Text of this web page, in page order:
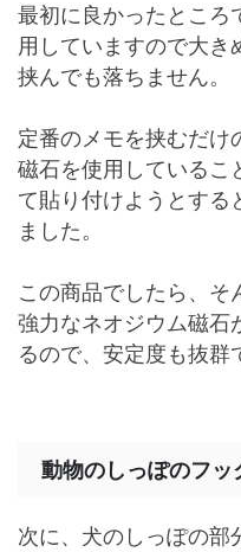
最初に良かったところ
用していますので大き
挟んでも落ちません。
定番のメモを挟むだけ
磁石を使用しているこ
て貼り付けようとする
ました。
この商品でしたら、そ
強力なネオジウム磁石
るので、安定度も抜群
動物のしっぽのフッ
次に、犬のしっぽの部